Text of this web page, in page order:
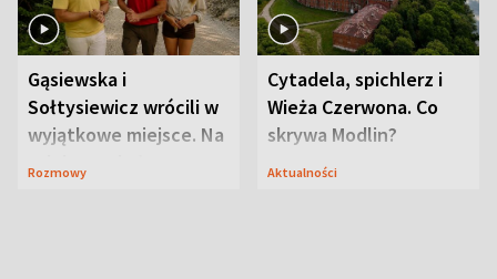
Gąsiewska i
Sołtysiewicz wrócili w
wyjątkowe miejsce. Na
szlaku czekał
Rozmowy
Cytadela, spichlerz i
Wieża Czerwona. Co
skrywa Modlin?
Aktualności